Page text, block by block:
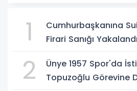
1
Cumhurbaşkanına
Firari Sanığı Yakalandı
2
Ünye 1957 Spor'da
Topuzoğlu Görevine